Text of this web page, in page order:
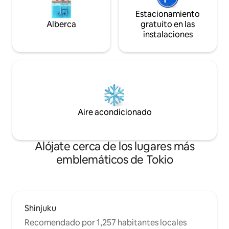
delicatessen locales favoritas y disfrute
del "sabor de la ciudad" en su habitación.
Te ofrecemos una vida cotidiana como la
Acceso ・A 2 minutos a pie de la salida
hasta la estación de Ikebukuro ・
También hay un excelente acceso a
Shinjuku (aproximadamente 15 minutos),
Tokio y Ginza (aproximadamente 30
También es perfecto como punto de
partida para hacer turismo en Tokio.
un lugar donde
mundo puedan
nuevas, hacer lo
sus días de una
emocionante. * Información importante
* *Si se confirma que el número de
Alberca
Estacionamiento
gratuito en las
instalaciones
Aire acondicionado
Alójate cerca de los lugares más
emblemáticos de Tokio
Shinjuku
Recomendado por 1,257 habitantes locales